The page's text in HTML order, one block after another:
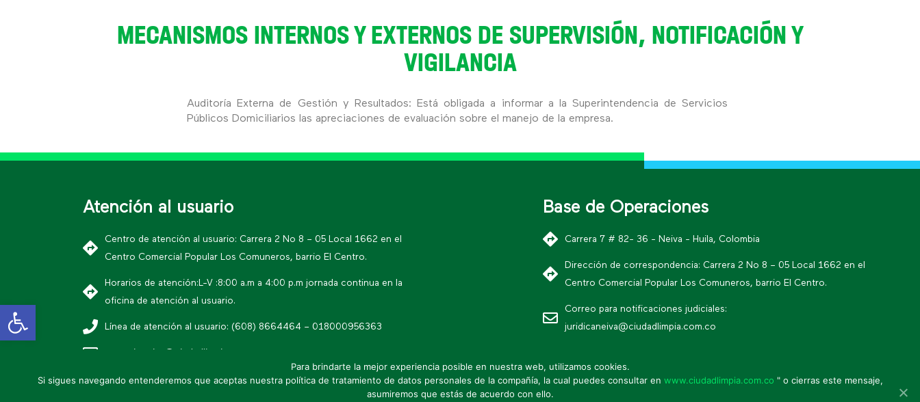
Open toolbar
MECANISMOS INTERNOS Y EXTERNOS DE SUPERVISIÓN, NOTIFICACIÓN Y
VIGILANCIA
Auditoría Externa de Gestión y Resultados: Está obligada a informar a la Superintendencia de Servicios
Públicos Domiciliarios las apreciaciones de evaluación sobre el manejo de la empresa.
Atención al usuario
Centro de atención al usuario: Carrera 2 No 8 – 05 Local 1662 en el
Centro Comercial Popular Los Comuneros, barrio El Centro.
Horarios de atención:L-V :8:00 a.m a 4:00 p.m jornada continua en la
oficina de atención al usuario.
Línea de atención al usuario: (608) 8664464 – 018000956363
Base de Operaciones
Carrera 7 # 82- 36 - Neiva - Huila, Colombia
Dirección de correspondencia: Carrera 2 No 8 – 05 Local 1662 en el
Centro Comercial Popular Los Comuneros, barrio El Centro.
Correo para notificaciones judiciales:
juridicaneiva@ciudadlimpia.com.co
* Política editorial y condiciones de uso * Política tratamiento de datos * Política de seguridad de la información
Para brindarte la mejor experiencia posible en nuestra web, utilizamos cookies.
Si sigues navegando entenderemos que aceptas nuestra política de tratamiento de datos personales de la compañía, la cual puedes consultar en www.ciudadlimpia.com.co " o cierras este mensaje,
asumiremos que estás de acuerdo con ello.